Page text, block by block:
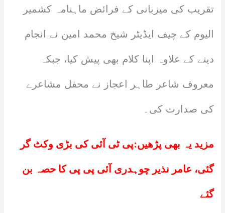
تقریب کی میزبانی کے فرائض ماہنامہ کشمیر
الیوم کے چیف ایڈیٹر شیخ محمد امین نے انجام
دینے کے علاوہ اپنا کلام بھی پیش کیا، جبکہ
معروف شاعر طاہر اعجاز نے محفل مشاعرے
کی صدارت کی۔
مزید یہ بھی پڑھیں:پی ٹی آئی کی بڑی وکٹ گر
گئی، عامر نذیر چوہدری آئی پی پی کا حصہ بن
گئے